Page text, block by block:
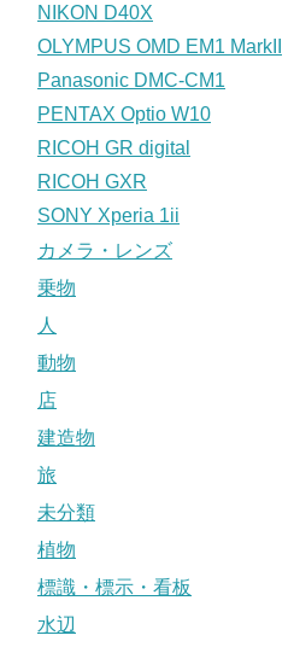
NIKON D40X
OLYMPUS OMD EM1 MarkII
Panasonic DMC-CM1
PENTAX Optio W10
RICOH GR digital
RICOH GXR
SONY Xperia 1ii
カメラ・レンズ
乗物
人
動物
店
建造物
旅
未分類
植物
標識・標示・看板
水辺